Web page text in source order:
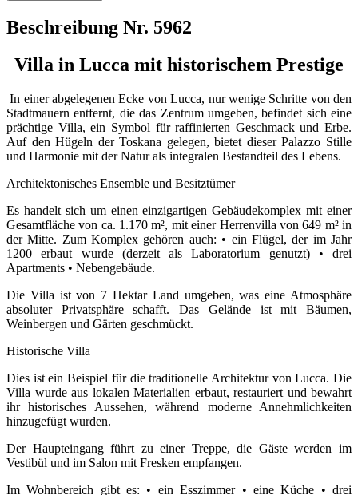
Beschreibung Nr. 5962
Villa in Lucca mit historischem Prestige
In einer abgelegenen Ecke von Lucca, nur wenige Schritte von den
Stadtmauern entfernt, die das Zentrum umgeben, befindet sich eine
prächtige Villa, ein Symbol für raffinierten Geschmack und Erbe.
Auf den Hügeln der Toskana gelegen, bietet dieser Palazzo Stille
und Harmonie mit der Natur als integralen Bestandteil des Lebens.
Architektonisches Ensemble und Besitztümer
Es handelt sich um einen einzigartigen Gebäudekomplex mit einer
Gesamtfläche von ca. 1.170 m², mit einer Herrenvilla von 649 m² in
der Mitte. Zum Komplex gehören auch: • ein Flügel, der im Jahr
1200 erbaut wurde (derzeit als Laboratorium genutzt) • drei
Apartments • Nebengebäude.
Die Villa ist von 7 Hektar Land umgeben, was eine Atmosphäre
absoluter Privatsphäre schafft. Das Gelände ist mit Bäumen,
Weinbergen und Gärten geschmückt.
Historische Villa
Dies ist ein Beispiel für die traditionelle Architektur von Lucca. Die
Villa wurde aus lokalen Materialien erbaut, restauriert und bewahrt
ihr historisches Aussehen, während moderne Annehmlichkeiten
hinzugefügt wurden.
Der Haupteingang führt zu einer Treppe, die Gäste werden im
Vestibül und im Salon mit Fresken empfangen.
Im Wohnbereich gibt es: • ein Esszimmer • eine Küche • drei